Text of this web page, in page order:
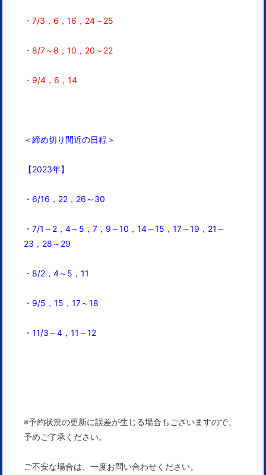
・7/3，6，16，24～25
・8/7～8，10， 20～22
・9/4，6，14
＜締め切り間近の日程＞
【2023年】
・6/16，22，26 ～30
・7/1～2，4～5，7， 9～10，14～15，17～19，21～
23，28～29
・8/2，4～5， 11
・9/5，15，17～18
・11/3～4，11～12
※予約状況の更新に誤差が生じる場合もございますので、
予めご了承ください。
ご不安な場合は、一度お問い合わせください。